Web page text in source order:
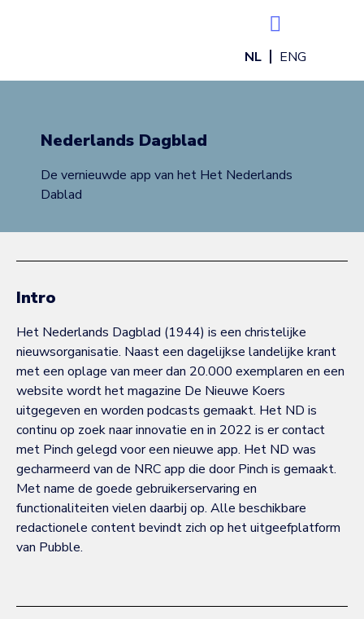
NL ENG
Nederlands Dagblad
De vernieuwde app van het Het Nederlands
Dablad
Intro
Het Nederlands Dagblad (1944) is een christelijke
nieuwsorganisatie. Naast een dagelijkse landelijke krant
met een oplage van meer dan 20.000 exemplaren en een
website wordt het magazine De Nieuwe Koers
uitgegeven en worden podcasts gemaakt. Het ND is
continu op zoek naar innovatie en in 2022 is er contact
met Pinch gelegd voor een nieuwe app. Het ND was
gecharmeerd van de NRC app die door Pinch is gemaakt.
Met name de goede gebruikerservaring en
functionaliteiten vielen daarbij op. Alle beschikbare
redactionele content bevindt zich op het uitgeefplatform
van Pubble.